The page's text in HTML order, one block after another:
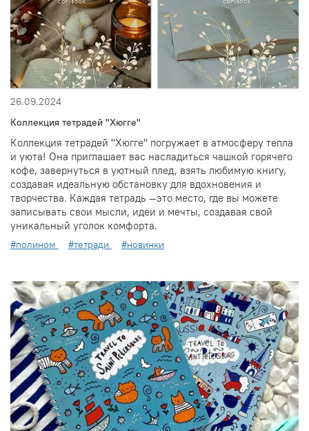
26.09.2024
Коллекция тетрадей "Хюгге"
Коллекция тетрадей "Хюгге" погружает в атмосферу тепла
и уюта! Она приглашает вас насладиться чашкой горячего
кофе, завернуться в уютный плед, взять любимую книгу,
создавая идеальную обстановку для вдохновения и
творчества. Каждая тетрадь —это место, где вы можете
записывать свои мысли, идеи и мечты, создавая свой
уникальный уголок комфорта.
#полином #тетради #новинки